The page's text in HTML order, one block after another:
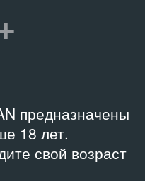
предназначены
18 лет.
свой возраст